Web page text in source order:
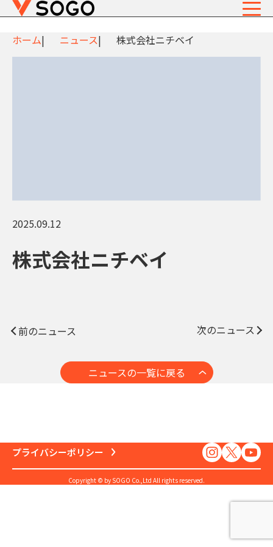
ホーム ニュース 株式会社ニチベイ
2025.09.12
株式会社ニチベイ
前のニュース
ニュースの一覧に戻る
次のニュース
プライバシーポリシー
Copyright © by SOGO Co.,Ltd All rights reserved.